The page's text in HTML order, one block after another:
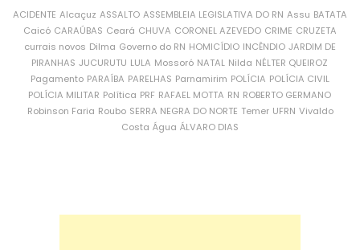
ACIDENTE Alcaçuz ASSALTO ASSEMBLEIA LEGISLATIVA DO RN Assu BATATA
Caicó CARAÚBAS Ceará CHUVA CORONEL AZEVEDO CRIME CRUZETA
currais novos Dilma Governo do RN HOMICÍDIO INCÊNDIO JARDIM DE
PIRANHAS JUCURUTU LULA Mossoró NATAL Nilda NÉLTER QUEIROZ
Pagamento PARAÍBA PARELHAS Parnamirim POLÍCIA POLÍCIA CIVIL
POLÍCIA MILITAR Política PRF RAFAEL MOTTA RN ROBERTO GERMANO
Robinson Faria Roubo SERRA NEGRA DO NORTE Temer UFRN Vivaldo
Costa Água ÁLVARO DIAS